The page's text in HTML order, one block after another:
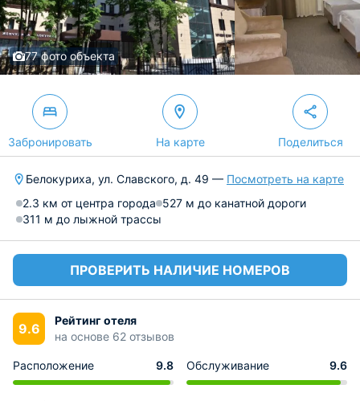
77 фото объекта
Забронировать На карте Поделиться
Белокуриха, ул. Славского, д. 49 — Посмотреть на карте
2.3 км от центра города 527 м до канатной дороги
311 м до лыжной трассы
ПРОВЕРИТЬ НАЛИЧИЕ НОМЕРОВ
9.6
Рейтинг отеля
на основе 62 отзывов
Расположение 9.8 Обслуживание 9.6